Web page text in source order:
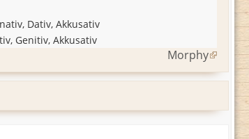
Dativ, Akkusativ
Genitiv, Akkusativ
Morphy